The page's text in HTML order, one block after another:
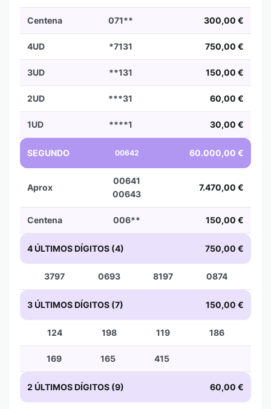
Centena 071** 300,00 €
4UD *7131 750,00 €
3UD **131 150,00 €
2UD ***31 60,00 €
1UD ****1 30,00 €
SEGUNDO 00642 60.000,00 €
Aprox
00641
00643
7.470,00 €
Centena 006** 150,00 €
4 ÚLTIMOS DÍGITOS (4) 750,00 €
3797 0693 8197 0874
3 ÚLTIMOS DÍGITOS (7) 150,00 €
124 198 119 186
169 165 415
2 ÚLTIMOS DÍGITOS (9) 60,00 €